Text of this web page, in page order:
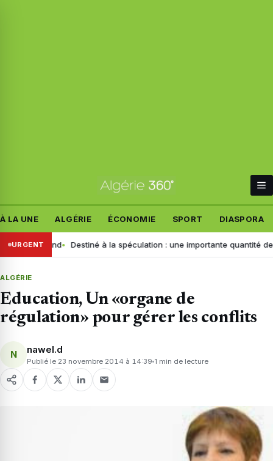
À LA UNE ALGÉRIE ÉCONOMIE SPORT DIASPORA
URGENT
allemand Destiné à la spéculation : une importante quantité de ce
ALGÉRIE
Education, Un «organe de
régulation» pour gérer les conflits
N nawel.d
Publié le 23 novembre 2014 à 14:39 1 min de lecture